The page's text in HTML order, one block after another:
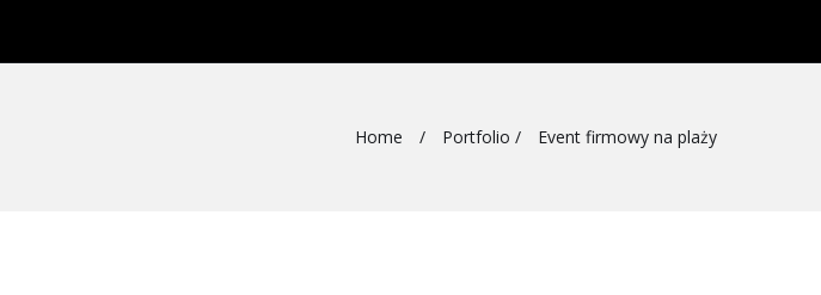
Home / Portfolio / Event firmowy na plaży